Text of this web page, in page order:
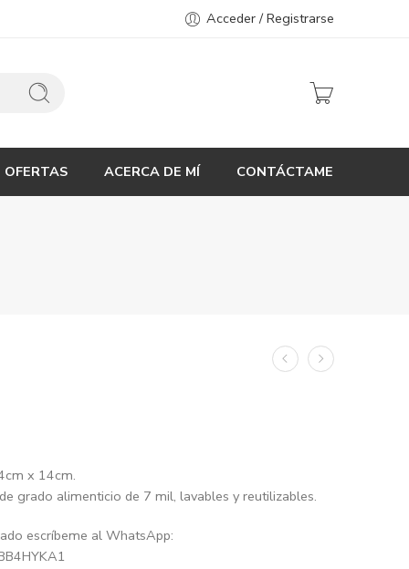
Acceder / Registrarse
OFERTAS ACERCA DE MÍ CONTÁCTAME
x 14cm.
grado alimenticio de 7 mil, lavables y reutilizables.
escríbeme al WhatsApp: